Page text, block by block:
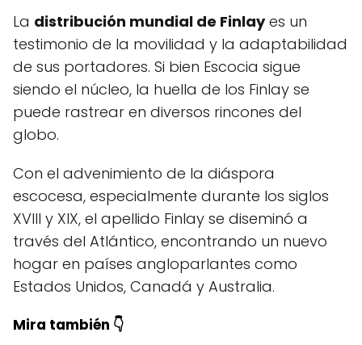
La distribución mundial de Finlayes un
testimonio de la movilidad y la adaptabilidad
de sus portadores. Si bien Escocia sigue
siendo el núcleo, la huella de los Finlay se
puede rastrear en diversos rincones del
globo.
Con el advenimiento de la diáspora
escocesa, especialmente durante los siglos
XVIII y XIX, el apellido Finlay se diseminó a
través del Atlántico, encontrando un nuevo
hogar en países angloparlantes como
Estados Unidos, Canadá y Australia.
Mira también 👇